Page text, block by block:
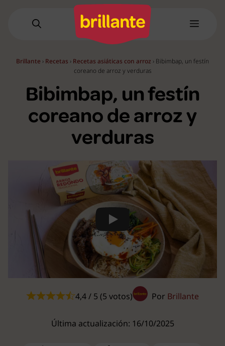
Menú
Brillante › Recetas › Recetas asiáticas con arroz › Bibimbap, un festín
coreano de arroz y verduras
Bibimbap, un festín
coreano de arroz y
verduras
Play
4,4 / 5 (5 votos) Por Brillante
Última actualización: 16/10/2025